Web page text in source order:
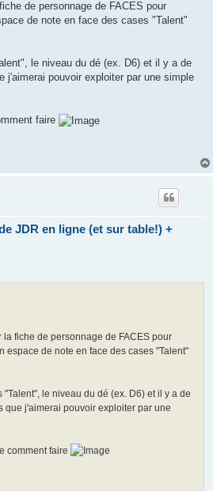
de personnage de FACES pour
de note en face des cases "Talent"
le niveau du dé (ex. D6) et il y a de
j'aimerai pouvoir exploiter par une simple
faire
JDR en ligne (et sur table!) +
fiche de personnage de FACES pour
espace de note en face des cases "Talent"
le niveau du dé (ex. D6) et il y a de
que j'aimerai pouvoir exploiter par une
comment faire